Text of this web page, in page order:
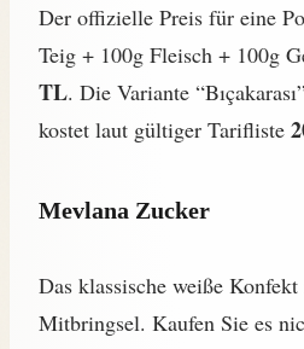
Der offizielle Preis für eine
Teig + 100g Fleisch + 100g
TL. Die Variante
kostet laut gültiger Tarifliste
Mevlana Zucker
Das klassische weiße
Mitbringsel. Kaufen Sie es